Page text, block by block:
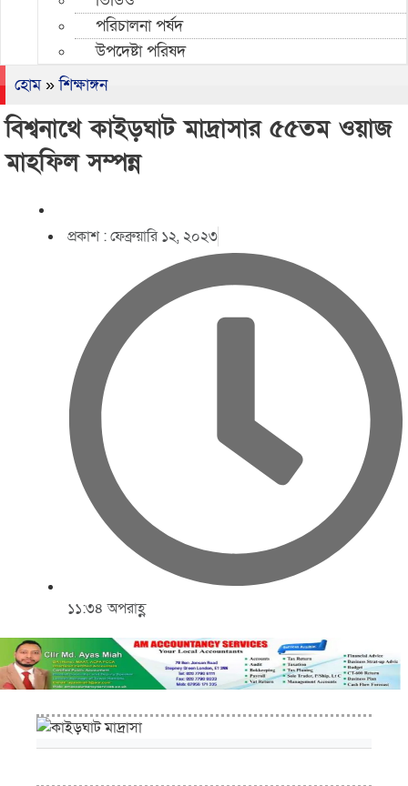
পরিচালনা পর্ষদ
উপদেষ্টা পরিষদ
হোম»শিক্ষাঙ্গন
বিশ্বনাথে কাইড়ঘাট মাদ্রাসার ৫৫তম ওয়াজ
মাহফিল সম্পন্ন
প্রকাশ :ফেব্রুয়ারি ১২, ২০২৩
১১:৩৪ অপরাহ্ণ